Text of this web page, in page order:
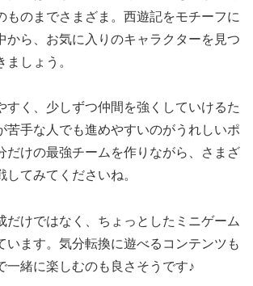
ものまでさまざま。西遊記をモチーフに
から、お気に入りのキャラクターを見つ
しょう。
すく、少しずつ仲間を強くしていけるた
苦手な人でも進めやすいのがうれしいポ
だけの最強チームを作りながら、さまざ
してみてくださいね。
だけではなく、ちょっとしたミニゲーム
います。気分転換に遊べるコンテンツも
一緒に楽しむのも良さそうです♪